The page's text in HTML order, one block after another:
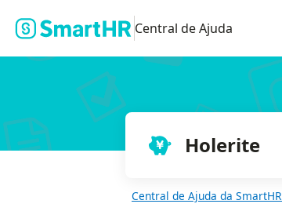
Central de Ajuda
Holerite
Central de Ajuda da SmartHR